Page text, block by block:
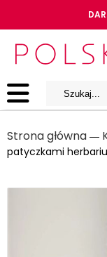
Strona główna ―
patyczkami